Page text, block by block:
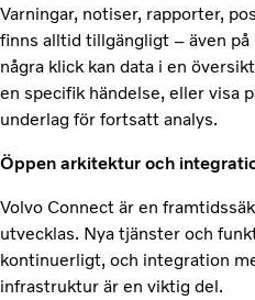
Varningar, notiser, rapporter,
finns alltid tillgängligt – även
några klick kan data i en
en specifik händelse, eller visa
underlag för fortsatt analys.
Öppen arkitektur och
Volvo Connect är en
utvecklas. Nya tjänster och
kontinuerligt, och integration
infrastruktur är en viktig del.